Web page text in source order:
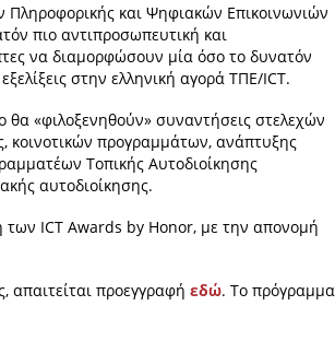
Πληροφορικής και Ψηφιακών Επικοινωνιών
πιο αντιπροσωπευτική και
να διαμορφώσουν μία όσο το δυνατόν
στην ελληνική αγορά ΤΠΕ/ICT.
«φιλοξενηθούν» συναντήσεις στελεχών
κοινοτικών προγραμμάτων, ανάπτυξης
Τοπικής Αυτοδιοίκησης
αυτοδιοίκησης.
ICT Awards by Honor, με την απονομή
απαιτείται προεγγραφή εδώ. Το πρόγραμμα